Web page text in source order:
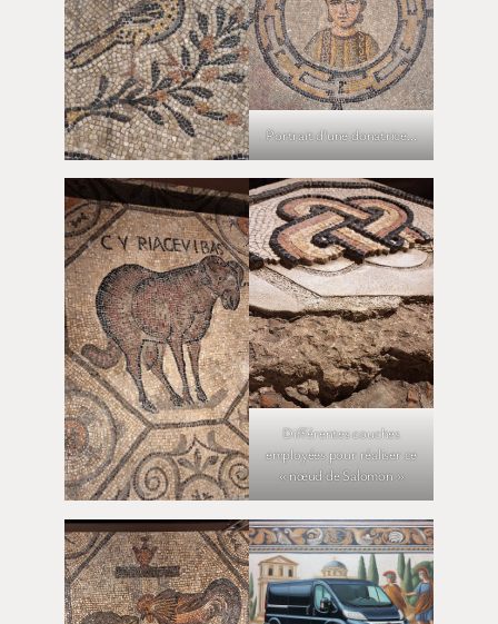
Portrait d’une donatrice…
Différentes couches
employées pour réaliser ce
« nœud de Salomon »